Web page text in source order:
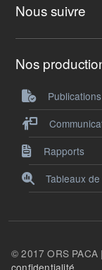
Nous suivre
Nos
Rapports
Tableaux
© 2017 ORS PACA |
confidentialité